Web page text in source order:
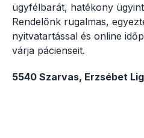
ügyfélbarát, hatékony
Rendelőnk rugalmas,
nyitvatartással és online
várja pácienseit.
5540 Szarvas, Erzsébet